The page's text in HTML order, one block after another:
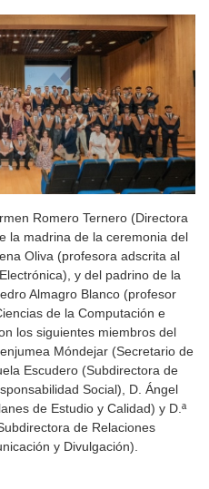
Romero Ternero (Directora
la madrina de la ceremonia del
Oliva (profesora adscrita al
y del padrino de la
Almagro Blanco (profesor
de la Computación e
los siguientes miembros del
Móndejar (Secretario de
Escudero (Subdirectora de
Social), D. Ángel
de Estudio y Calidad) y D.ª
de Relaciones
y Divulgación).